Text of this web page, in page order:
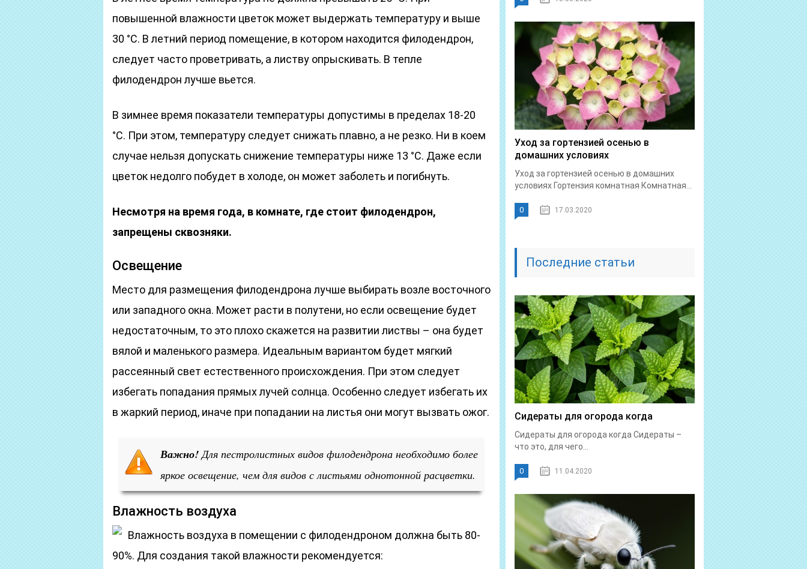
повышенной влажности цветок может выдержать температуру и выше
30 °С. В летний период помещение, в котором находится филодендрон,
следует часто проветривать, а листву опрыскивать. В тепле
филодендрон лучше вьется.
В зимнее время показатели температуры допустимы в пределах 18-20
°С. При этом, температуру следует снижать плавно, а не резко. Ни в коем
случае нельзя допускать снижение температуры ниже 13 °С. Даже если
цветок недолго побудет в холоде, он может заболеть и погибнуть.
Несмотря на время года, в комнате, где стоит филодендрон,
запрещены сквозняки.
Освещение
Место для размещения филодендрона лучше выбирать возле восточного
или западного окна. Может расти в полутени, но если освещение будет
недостаточным, то это плохо скажется на развитии листвы – она будет
вялой и маленького размера. Идеальным вариантом будет мягкий
рассеянный свет естественного происхождения. При этом следует
избегать попадания прямых лучей солнца. Особенно следует избегать их
в жаркий период, иначе при попадании на листья они могут вызвать ожог.
Важно!Для пестролистных видов филодендрона необходимо более
яркое освещение, чем для видов с листьями однотонной расцветки.
Влажность воздуха
Влажность воздуха в помещении с филодендроном должна быть 80-
90%. Для создания такой влажности рекомендуется:
Уход за гортензией осенью в
домашних условиях
Уход за гортензией осенью в домашних
условиях Гортензия комнатная Комнатная...
0 17.03.2020
Последние статьи
Сидераты для огорода когда
Сидераты для огорода когда Сидераты –
что это, для чего...
0 11.04.2020